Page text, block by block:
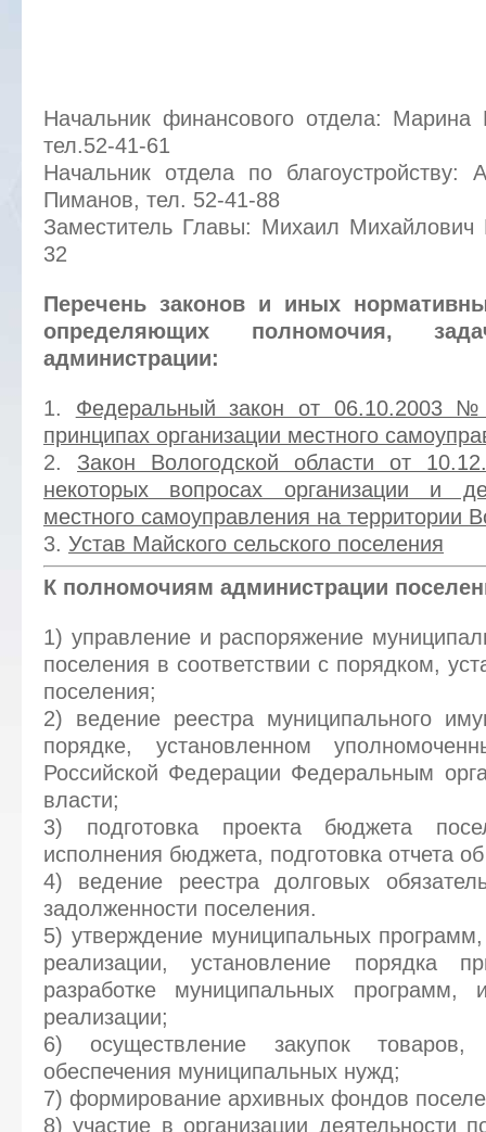
Начальник финансового отдела:
тел.52-41-61
Начальник отдела по благоустройству:
Пиманов, тел. 52-41-88
Заместитель Главы: Михаил Михайлович
32
Перечень законов и иных
определяющих полномочия,
администрации:
1. Федеральный закон от 06.10.2003
принципах организации местного
2. Закон Вологодской области от
некоторых вопросах организации и
местного самоуправления на территории
3. Устав Майского сельского поселения
К полномочиям администрации
1) управление и распоряжение
поселения в соответствии с порядком,
поселения;
2) ведение реестра муниципального
порядке, установленном
Российской Федерации Федеральным
власти;
3) подготовка проекта бюджета
исполнения бюджета, подготовка отчета
4) ведение реестра долговых
задолженности поселения.
5) утверждение муниципальных
реализации, установление порядка
разработке муниципальных
реализации;
6) осуществление закупок
обеспечения муниципальных нужд;
7) формирование архивных фондов
8) участие в организации деятельности